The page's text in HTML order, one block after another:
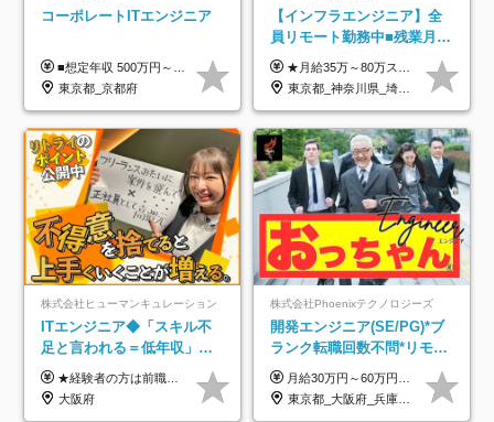
コーポレートITエンジニア
■想定年収 500万円～900万円 月給制 月給278,000円～ ※残業が発生した場合、残業代を別途全額支給します ※試用期間2ヶ月あり(待遇や給与に差異はありません)
東京都_京都府
【インフラエンジニア】全
員リモート勤務中■残業月
3h■最大3ヶ月の連休あり■
年休126日■20～30代活躍
中！
★月給35万～80万スタートも可 【未経験の方】 ■月給26万～80万＋賞与年2回（年2ヶ月分） 【何かしらのインフラエンジニア経験をお持ちの方】 ■月給35万～80万＋賞与年2回（年2ヶ月分） ※スキル・経験などを考慮し決定します ※試用期間6ヶ月あり。期間中は契約社員となります。その他の待遇に差異はありません（試用期間終了後、昇給の可能性あり） ※上記金額には固定残業代（月30時間分／4万9600円～15万2600円）を含みます。超過分は別途支給いたします。 ＼頑張りはインセンティブで還元！／ クライアントに貢献度を評価され、当社のエンジニアが追加で案件に参画することになるなど、会社にとって利益になる行動はしっかり評価します。 会社の成長に貢献できていることを実感でき、「もっと頑張ろう」と思える体制づくりを整えています！
東京都_神奈川県_埼玉県_千葉県_大阪府
株式会社ヒューマンキュレーション
ITエンジニア◆「スキル不
足と言われる＝低年収」で
はない！｜ 不安を克服し、
年収アップした社員の実例
★経験者の方は前職の年収以上を保証します ★案件単価を開示した上で80％以上を還元します 月給25万円以上＋賞与年2回 ※経験や能力を考慮の上で優遇します ※試用期間が3ヶ月(その間の給与・待遇・雇用形態に変更はありません) ※月給には月20時間分のみなし残業手当(5万円)を含みます(超過分は別途支給) ★残業平均は月10時間以下ですので、毎月10時間分程度はお得です！
大阪府
株式会社Phoenixテクノロジーズ
開発エンジニア(SE/PG)*ブ
ランク転職回数不問*リモー
ト案件多数*残業ほぼ0*通院
のための半休制度あり
月給30万円～60万円+住宅手当+職能手当+役職手当+決算賞与+報奨金 ※経験・能力を考慮し、優遇します ※給与には20時間分のみなし時間外手当(3万7000円以上)を含みます(超過時間分は別途追加支給) ※試用期間3～6ヵ月あり(その間の給与、待遇に差異なし) ※場合によって契約社員での採用の可能性あり(面接時に応相談)
東京都_大阪府_兵庫県_京都府_福岡県